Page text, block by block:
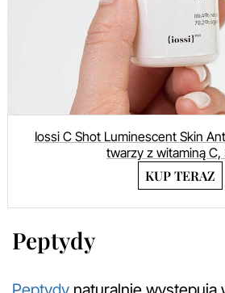
Iossi C Shot Luminescent Skin
twarzy z witaminą C,
KUP TERAZ
Peptydy